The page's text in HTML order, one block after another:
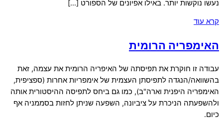
נעשו נוקשות יותר. באילו אפיונים של הספורט […]
קרא עוד
האימפריה הרומית
עבודה זו חוקרת את תפיסתה של האיפריה הרומית את עצמה, זאת
בהשוואה/הנגדה לתפיסתן העצמית של אימפריות אחרות (ספציפית,
האימפריה היפנית וארה"ב), כמו גם ביחס לתפיסה ההיסטורית אותה
ולהשפעתה הניכרת על ציביונה, השפעה שניתן לחזות בסממניה אף
כיום.